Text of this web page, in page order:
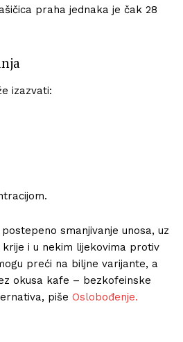
praha jednaka je čak 28
izazvati:
smanjivanje unosa, uz
i u nekim lijekovima protiv
preći na biljne varijante, a
okusa kafe – bezkofeinske
piše Oslobođenje.